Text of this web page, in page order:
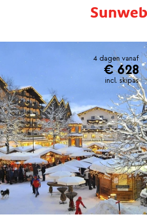
4 dagen vanaf
€ 628
incl. skipas